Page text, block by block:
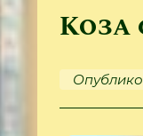
Коза